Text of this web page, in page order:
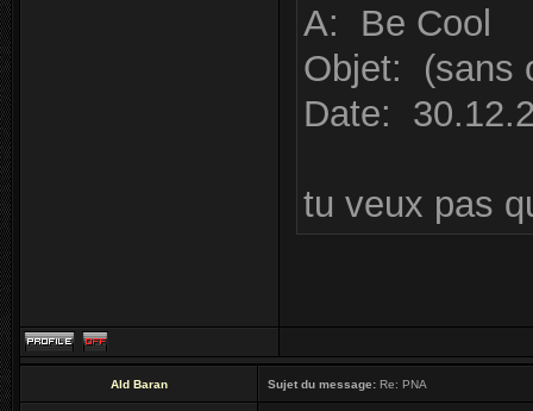
A: Be Cool
Objet: (sans
Date:
tu veux pas
Ald Baran Sujet du message: Re: PNA